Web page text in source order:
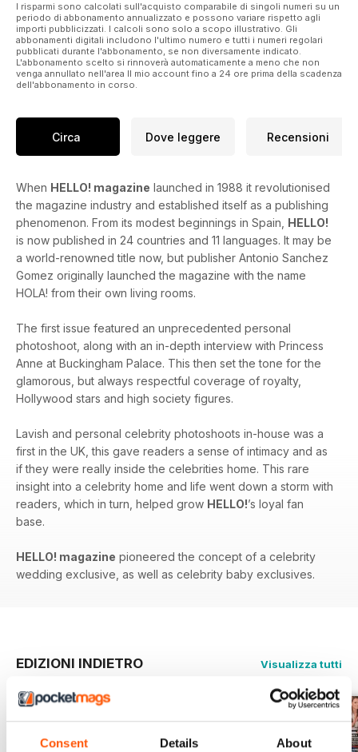
Consent Details About
I risparmi sono calcolati sull'acquisto comparabile di singoli numeri su un
periodo di abbonamento annualizzato e possono variare rispetto agli
importi pubblicizzati. I calcoli sono solo a scopo illustrativo. Gli
abbonamenti digitali includono l'ultimo numero e tutti i numeri regolari
pubblicati durante l'abbonamento, se non diversamente indicato.
L'abbonamento scelto si rinnoverà automaticamente a meno che non
venga annullato nell'area Il mio account fino a 24 ore prima della scadenza
dell'abbonamento in corso.
Circa Dove leggere Recensioni
When HELLO! magazine launched in 1988 it revolutionised
the magazine industry and established itself as a publishing
phenomenon. From its modest beginnings in Spain, HELLO!
is now published in 24 countries and 11 languages. It may be
a world-renowned title now, but publisher Antonio Sanchez
Gomez originally launched the magazine with the name
HOLA! from their own living rooms.
The first issue featured an unprecedented personal
photoshoot, along with an in-depth interview with Princess
Anne at Buckingham Palace. This then set the tone for the
glamorous, but always respectful coverage of royalty,
Hollywood stars and high society figures.
Lavish and personal celebrity photoshoots in-house was a
first in the UK, this gave readers a sense of intimacy and as
if they were really inside the celebrities home. This rare
insight into a celebrity home and life went down a storm with
readers, which in turn, helped grow HELLO!’s loyal fan
base.
HELLO! magazine pioneered the concept of a celebrity
wedding exclusive, as well as celebrity baby exclusives.
EDIZIONI INDIETRO Visualizza tutti